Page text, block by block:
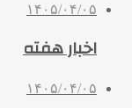
۱۴۰۵/۰۴/۰۵
اخبار هفته
۱۴۰۵/۰۴/۰۵